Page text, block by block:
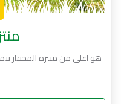
هو اعلى من منتزة المحفار